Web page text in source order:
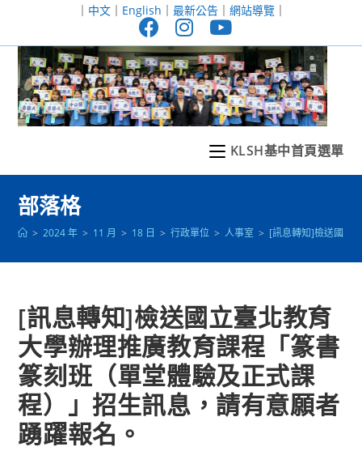
至
｜ 中文｜ English ｜ 最新公告｜ 網站導覽｜
KLSH基中首頁選單
部落格
> 2024 年 > 11 月 > 18 日 > 行政單位 > 人事室 > [訊息轉知]檢送國立
[訊息轉知]檢送國立臺北教育
大學辦理推廣教育課程「篆書
篆刻班（單堂體驗及正式課
程）」招生訊息，請有意願者
踴躍報名。